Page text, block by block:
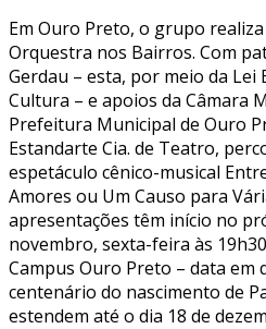
Em Ouro Preto, o grupo realiza
Orquestra nos Bairros. Com
Gerdau – esta, por meio da Lei
Cultura – e apoios da Câmara
Prefeitura Municipal de Ouro
Estandarte Cia. de Teatro,
espetáculo cênico-musical
Amores ou Um Causo para
apresentações têm início no
novembro, sexta-feira às
Campus Ouro Preto – data em
centenário do nascimento de
estendem até o dia 18 de